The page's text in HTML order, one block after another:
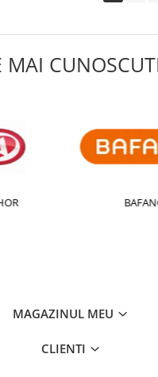
MAI
MAGAZINUL MEU
CLIENTI